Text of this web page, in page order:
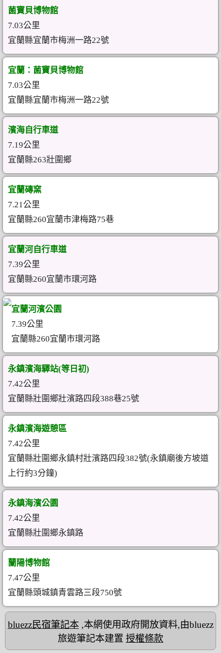
菌寶貝博物館
7.03公里
宜蘭縣宜蘭市梅洲一路22號
宜蘭：菌寶貝博物館
7.03公里
宜蘭縣宜蘭市梅洲一路22號
濱海自行車道
7.19公里
宜蘭縣263壯圍鄉
宜蘭磚窯
7.21公里
宜蘭縣260宜蘭市津梅路75巷
宜蘭河自行車道
7.39公里
宜蘭縣260宜蘭市環河路
宜蘭河濱公園
7.39公里
宜蘭縣260宜蘭市環河路
永鎮濱海驛站(等日初)
7.42公里
宜蘭縣壯圍鄉壯濱路四段388巷25號
永鎮濱海遊憩區
7.42公里
宜蘭縣壯圍鄉永鎮村壯濱路四段382號(永鎮廟後方坡道
上行約3分鐘)
永鎮海濱公園
7.42公里
宜蘭縣壯圍鄉永鎮路
蘭陽博物館
7.47公里
宜蘭縣頭城鎮青雲路三段750號
bluezz民宿筆記本,本網使用政府開放資料,由bluezz
旅遊筆記本建置 授權條款